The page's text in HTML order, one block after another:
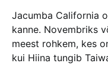
Jacumba California
kanne. Novembriks
meest rohkem, kes
kui Hiina tungib